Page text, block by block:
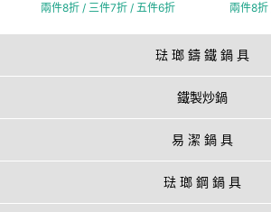
兩件8折 / 三件7折 / 五件6折
兩件8
琺 瑯 鑄 鐵 鍋 具
鐵製炒鍋
易 潔 鍋 具
琺 瑯 鋼 鍋 具